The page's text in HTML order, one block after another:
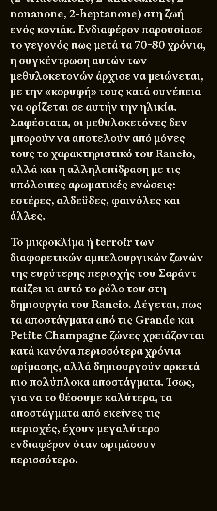
nonanone, 2-heptanone) στη ζωή
ενός κονιάκ. Ενδιαφέρον παρουσίασε
το γεγονός πως μετά τα 70-80 χρόνια,
η συγκέντρωση αυτών των
μεθυλοκετονών άρχισε να μειώνεται,
με την «κορυφή» τους κατά συνέπεια
να ορίζεται σε αυτήν την ηλικία.
Σαφέστατα, οι μεθυλοκετόνες δεν
μπορούν να αποτελούν από μόνες
τους το χαρακτηριστικό του Rancio,
αλλά και η αλληλεπίδραση με τις
υπόλοιπες αρωματικές ενώσεις:
εστέρες, αλδεΰδες, φαινόλες και
άλλες.
Το μικροκλίμα ή terroir των
διαφορετικών αμπελουργικών ζωνών
της ευρύτερης περιοχής του Σαράντ
παίζει κι αυτό το ρόλο του στη
δημιουργία του Rancio. Λέγεται, πως
τα αποστάγματα από τις Grande και
Petite Champagne ζώνες χρειάζονται
κατά κανόνα περισσότερα χρόνια
ωρίμασης, αλλά δημιουργούν αρκετά
πιο πολύπλοκα αποστάγματα. Ίσως,
για να το θέσουμε καλύτερα, τα
αποστάγματα από εκείνες τις
περιοχές, έχουν μεγαλύτερο
ενδιαφέρον όταν ωριμάσουν
περισσότερο.